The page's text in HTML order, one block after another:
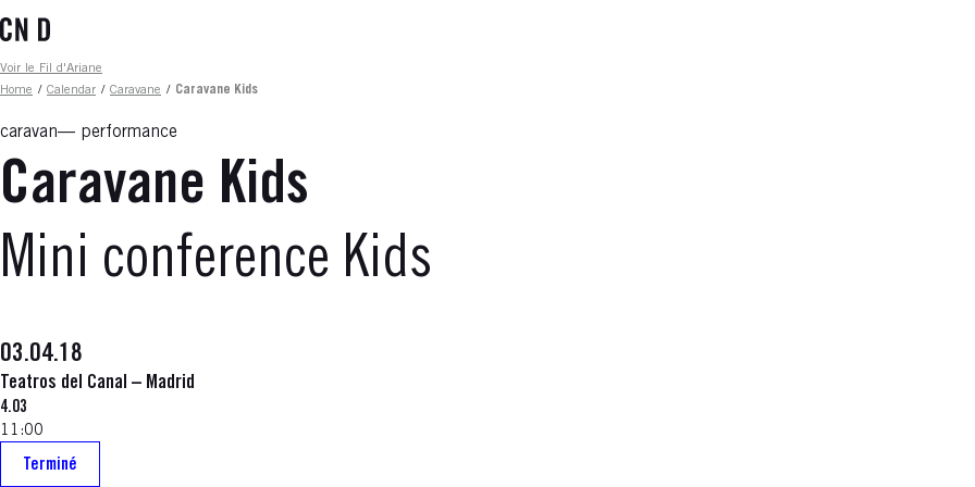
to
content
Fil d'ariane
Voir le Fil d'Ariane
Home / Calendar / Caravane / Caravane Kids
caravan performance
Caravane Kids
Mini conference Kids
03.04.18
Teatros del Canal – Madrid
4.03
11:00
Terminé